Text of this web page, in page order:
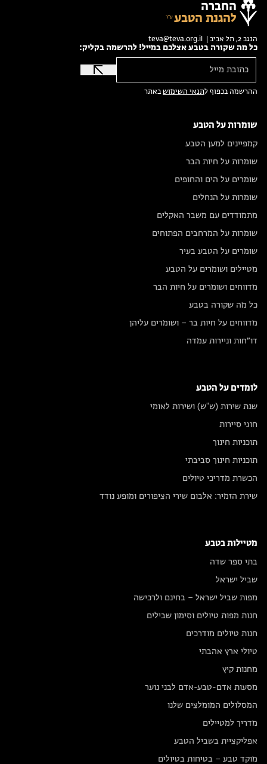
החברה
להגנת הטבע
הנגב 2, תל אביב | teva@teva.org.il
כל מה שקורה בטבע אצלכם במייל! להרשמה בקליק:
ההרשמה בכפוף לתנאי השימושבאתר
שומרות על הטבע
קמפיינים למען הטבע
שומרות על חיות הבר
שומרים על הים והחופים
שומרות על הנחלים
מתמודדים עם משבר האקלים
שומרות על המרחבים הפתוחים
שומרים על הטבע בעיר
מטיילים ושומרים על הטבע
מדווחים ושומרים על חיות הבר
כל מה שקורה בטבע
מדווחים על חיות בר – ושומרים עליהן
דו״חות וניירות עמדה
לומדים על הטבע
שנת שירות (ש"ש) ושירות לאומי
חוגי סיירות
תוכניות חינוך
תוכניות חינוך סביבתי
הכשרת מדריכי טיולים
שירת הזמיר: אלבום שירי הציפורים ומופע נודד
מטיילות בטבע
בתי ספר שדה
שביל ישראל
מפות שביל ישראל – בחינם ולרכישה
חנות מפות טיולים וסימון שבילים
חנות טיולים מודרכים
טיולי ארץ אהבתי
מחנות קיץ
מסעות אדם-טבע-אדם לבני נוער
המסלולים המומלצים שלנו
מדריך למטיילים
אפליקציית בשביל הטבע
מוקד טבע – בטיחות בטיולים